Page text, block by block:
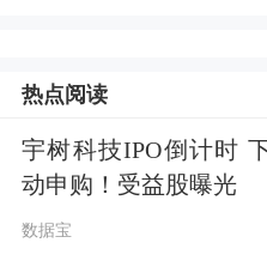
但高增长与资本热
仍处于未盈利阶
至-24%，全年净
动现金流净流出
热点阅读
宇树科技IPO倒计时
动申购！受益股曝光
数据宝